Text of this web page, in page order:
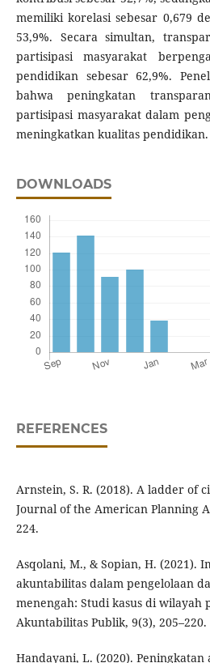
memiliki korelasi sebesar 0,679
53,9%. Secara simultan,
partisipasi masyarakat
pendidikan sebesar 62,9%.
bahwa peningkatan
partisipasi masyarakat dalam
meningkatkan kualitas pendidikan.
DOWNLOADS
REFERENCES
Arnstein, S. R. (2018). A ladder of
Journal of the American Planning
224.
Asqolani, M., & Sopian, H. (2021).
akuntabilitas dalam pengelolaan
menengah: Studi kasus di wilayah
Akuntabilitas Publik, 9(3), 205–220.
Handayani, L. (2020).